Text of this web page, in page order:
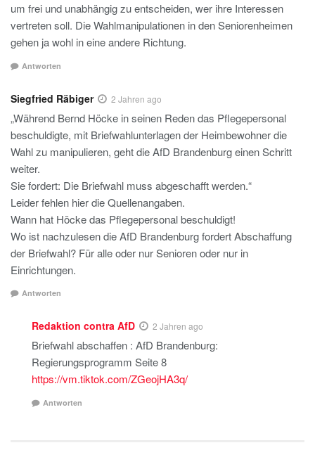
um frei und unabhängig zu entscheiden, wer ihre Interessen
vertreten soll. Die Wahlmanipulationen in den Seniorenheimen
gehen ja wohl in eine andere Richtung.
Antworten
Siegfried Räbiger 2 Jahren ago
„Während Bernd Höcke in seinen Reden das Pflegepersonal
beschuldigte, mit Briefwahlunterlagen der Heimbewohner die
Wahl zu manipulieren, geht die AfD Brandenburg einen Schritt
weiter.
Sie fordert: Die Briefwahl muss abgeschafft werden.“
Leider fehlen hier die Quellenangaben.
Wann hat Höcke das Pflegepersonal beschuldigt!
Wo ist nachzulesen die AfD Brandenburg fordert Abschaffung
der Briefwahl? Für alle oder nur Senioren oder nur in
Einrichtungen.
Antworten
Redaktion contra AfD 2 Jahren ago
Briefwahl abschaffen : AfD Brandenburg:
Regierungsprogramm Seite 8
https://vm.tiktok.com/ZGeojHA3q/
Antworten